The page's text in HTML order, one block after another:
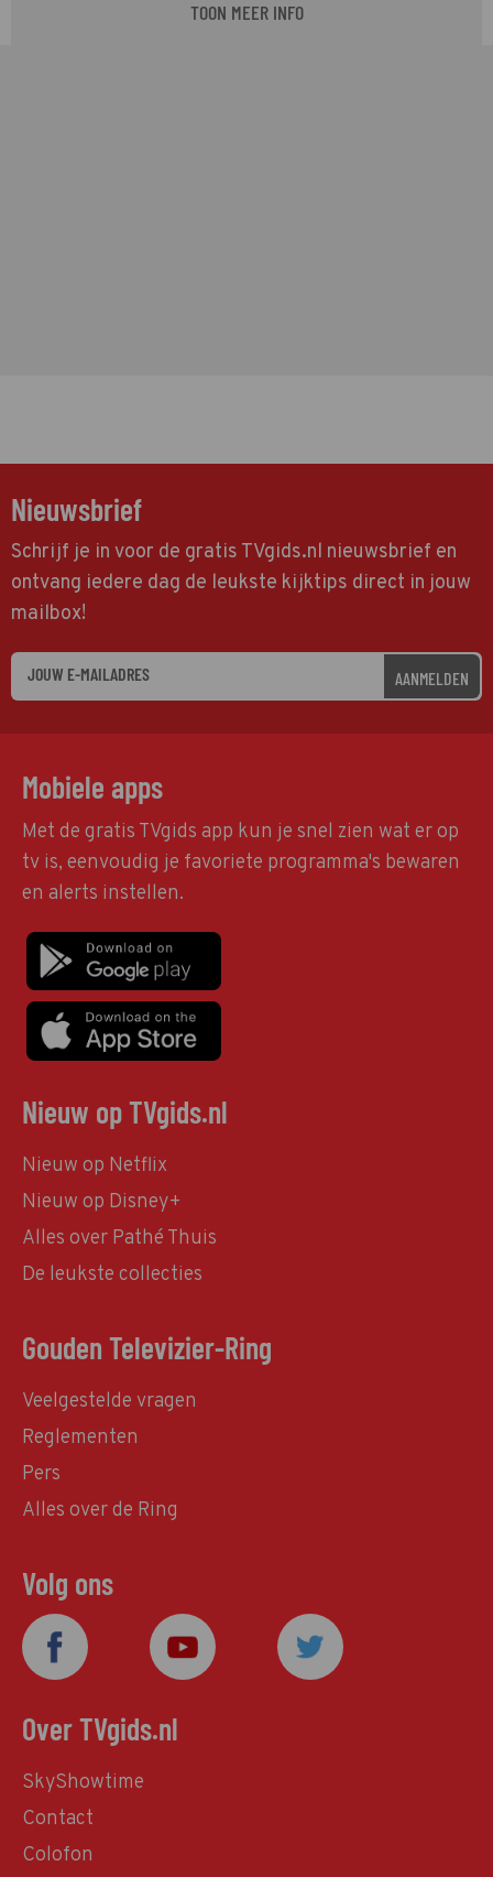
TOON MEER INFO
Nieuwsbrief
Schrijf je in voor de gratis TVgids.nl nieuwsbrief en
ontvang iedere dag de leukste kijktips direct in jouw
mailbox!
AANMELDEN
Mobiele apps
Met de gratis TVgids app kun je snel zien wat er op
tv is, eenvoudig je favoriete programma's bewaren
en alerts instellen.
Nieuw op TVgids.nl
Nieuw op Netflix
Nieuw op Disney+
Alles over Pathé Thuis
De leukste collecties
Gouden Televizier-Ring
Veelgestelde vragen
Reglementen
Pers
Alles over de Ring
Volg ons
Over TVgids.nl
SkyShowtime
Contact
Colofon